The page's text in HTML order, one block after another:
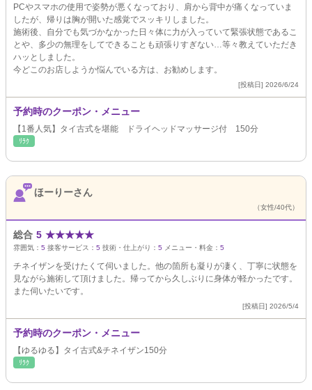
PCやスマホの使用で姿勢が悪くなっており、肩から背中が痛くなっていま
したが、帰りは胸が開いた感覚でスッキリしました。
施術後、自分でも気づかなかった日々体に力が入っていて緊張状態であるこ
とや、多少の無理をしてできることも頑張りすぎない…等々教えていただき
ハッとしました。
今どこのお店しようか悩んでいる方は、お勧めします。
[投稿日] 2026/6/24
予約時のクーポン・メニュー
【1番人気】タイ古式を堪能 ドライヘッドマッサージ付 150分
ﾘﾗｸ
ほーりーさん
（女性/40代）
総合 5 ★★★★★
雰囲気： 5 接客サービス： 5 技術・仕上がり： 5 メニュー・料金： 5
チネイザンを受けたくて伺いました。他の箇所も凝りが凄く、丁寧に状態を
見ながら施術して頂けました。帰ってから久しぶりに身体が軽かったです。
また伺いたいです。
[投稿日] 2026/5/4
予約時のクーポン・メニュー
【ゆるゆる】タイ古式&チネイザン150分
ﾘﾗｸ